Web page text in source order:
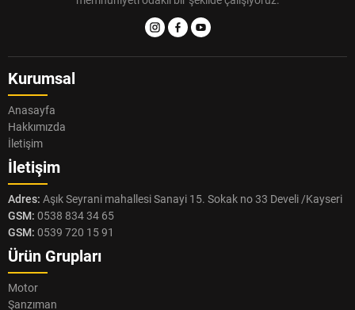
Kurumsal
Anasayfa
Hakkımızda
İletişim
İletişim
Adres: Aşık Seyrani mahallesi Sanayi 15. Sokak no 33 Develi /Kayseri
GSM: 0538 834 34 65
GSM: 0539 720 15 91
Ürün Grupları
Motor
Şanzıman